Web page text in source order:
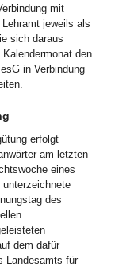
mit
jeweils als
sich daraus
den
in Verbindung
erfolgt
am letzten
eines
unterzeichnete
des
dem dafür
Landesamts für